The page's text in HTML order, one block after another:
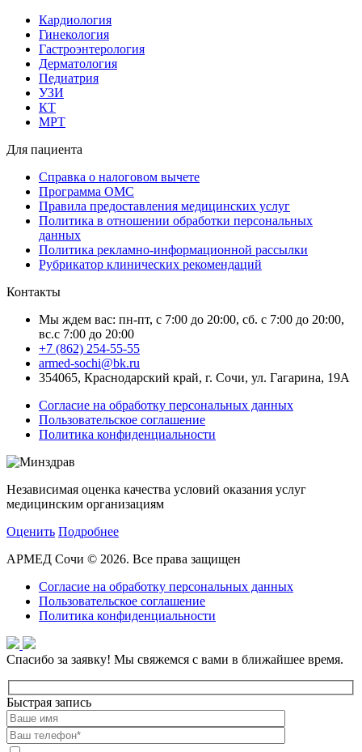
Кардиология
Гинекология
Гастроэнтерология
Дерматология
Педиатрия
УЗИ
КТ
МРТ
Для пациента
Справка о налоговом вычете
Программа ОМС
Правила предоставления медицинских услуг
Политика в отношении обработки персональных
данных
Политика рекламно-информационной рассылки
Рубрикатор клинических рекомендаций
Контакты
Мы ждем вас: пн-пт, с 7:00 до 20:00, сб. с 7:00 до 20:00,
вс.с 7:00 до 20:00
+7 (862) 254-55-55
armed-sochi@bk.ru
354065, Краснодарский край, г. Сочи, ул. Гагарина, 19А
Согласие на обработку персональных данных
Пользовательское соглашение
Политика конфиденциальности
Независимая оценка качества условий оказания услуг
медицинским организациям
Оценить Подробнее
АРМЕД Сочи © 2026. Все права защищен
Согласие на обработку персональных данных
Пользовательское соглашение
Политика конфиденциальности
Спасибо за заявку! Мы свяжемся с вами в ближайшее время.
Быстрая запись